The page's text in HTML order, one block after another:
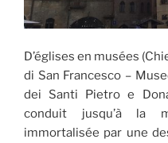
D’églises en musées
di San Francesco –
dei Santi Pietro e
conduit jusqu’à la
immortalisée par une